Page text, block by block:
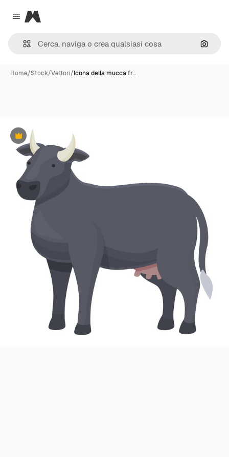
Close menu
Magnific
Cerca
Home/Stock/Vettori/Icona della mucca fr…
Premium